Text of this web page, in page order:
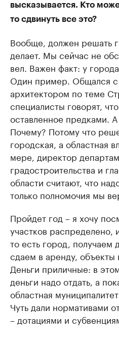
высказывается. Кто
то сдвинуть все это?
Вообще, должен решать
делает. Мы сейчас не
вел. Важен факт: у
Один пример. Общался
архитектором по теме
специалисты говорят,
оставленное предками. А
Почему? Потому что
городская, а областная
мере, директор
градостроительства и
области считают, что
только полномочия мы
Пройдет год – я хочу
участков
то есть город, получаем
сдаем в аренду, объекты
Деньги приличные: в
деньги надо отдать, а
областная
Чуть дали нормативами
– дотациями и